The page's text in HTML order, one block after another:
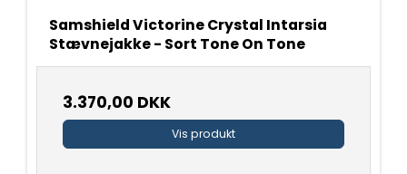
Samshield Victorine Crystal Intarsia
Stævnejakke - Sort Tone On Tone
3.370,00 DKK
Vis produkt